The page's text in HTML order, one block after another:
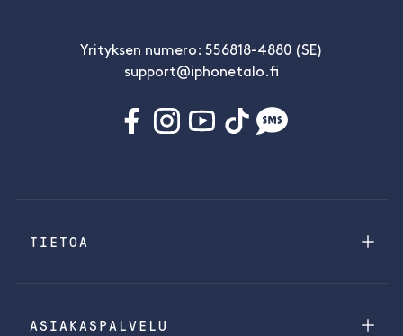
Yrityksen numero: 556818-4880 (SE)
support@iphonetalo.fi
TIETOA
ASIAKASPALVELU